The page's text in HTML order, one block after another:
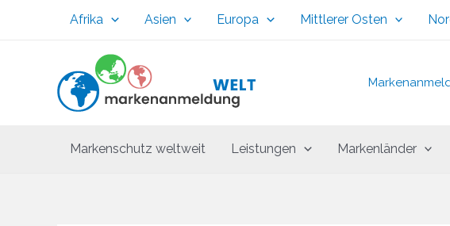
Afrika Asien Europa Mittlerer Osten
Markenschutz weltweit Leistungen Markenländer